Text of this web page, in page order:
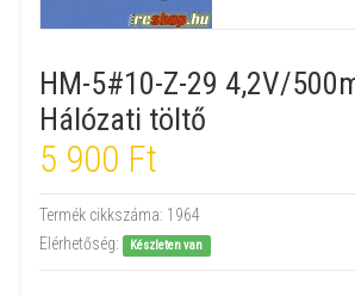
HM-5#10-Z-29 4,2V/
Hálózati töltő
5 900 Ft
Termék cikkszáma: 1964
Elérhetőség:
Készleten van